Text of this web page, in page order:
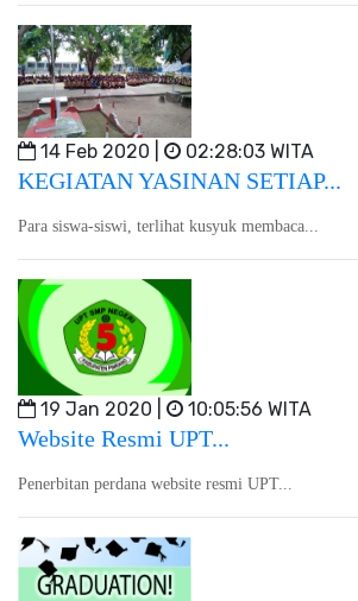
14 Feb 2020 | 02:28:03 WITA
KEGIATAN YASINAN SETIAP...
Para siswa-siswi, terlihat kusyuk membaca...
19 Jan 2020 | 10:05:56 WITA
Website Resmi UPT...
Penerbitan perdana website resmi UPT...